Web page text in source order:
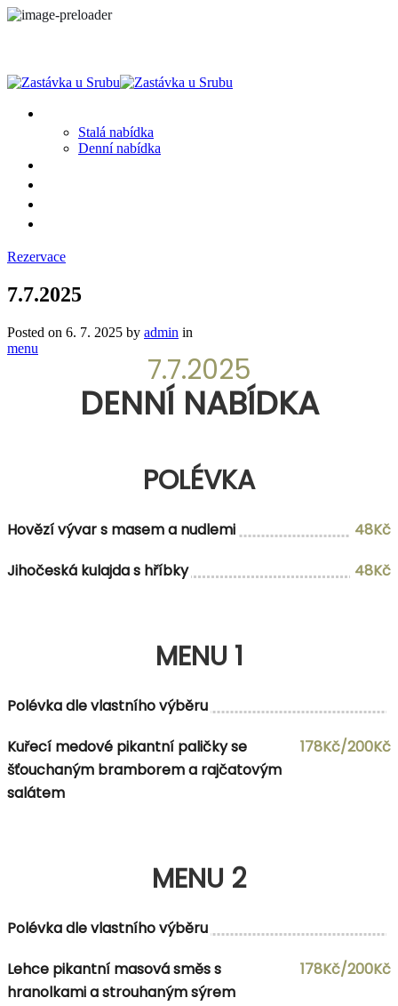
Stalá nabídka
Denní nabídka
Rezervace
7.7.2025
Posted on 6. 7. 2025 by admin in
menu
7.7.2025
DENNÍ NABÍDKA
POLÉVKA
Hovězí vývar s masem a nudlemi
48Kč
Jihočeská kulajda s hříbky
48Kč
MENU 1
Polévka dle vlastního výběru
Kuřecí medové pikantní paličky se
šťouchaným bramborem a rajčatovým
salátem
178Kč/200Kč
MENU 2
Polévka dle vlastního výběru
Lehce pikantní masová směs s
hranolkami a strouhaným sýrem
178Kč/200Kč